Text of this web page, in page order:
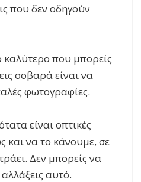
που δεν οδηγούν
καλύτερο που μπορείς
σοβαρά είναι να
φωτογραφίες.
είναι οπτικές
και να το κάνουμε, σε
Δεν μπορείς να
αυτό.